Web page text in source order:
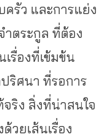
ครัว และการแย่ง
ตระกูล ที่ต้อง
รื่องที่เข้มข้น
ริศนา ที่รอการ
ริง สิ่งที่น่าสนใจ
วยเส้นเรื่อง